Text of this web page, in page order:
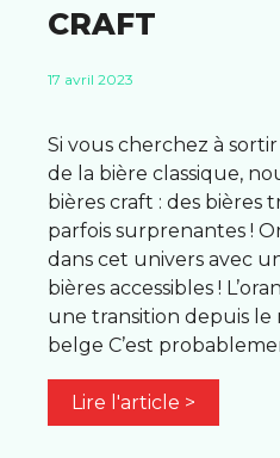
CRAFT
17 avril 2023
Si vous cherchez à
de la bière classique,
bières craft : des bières
parfois surprenantes !
dans cet univers avec
bières accessibles !
une transition depuis le
belge C’est
Lire l'article >